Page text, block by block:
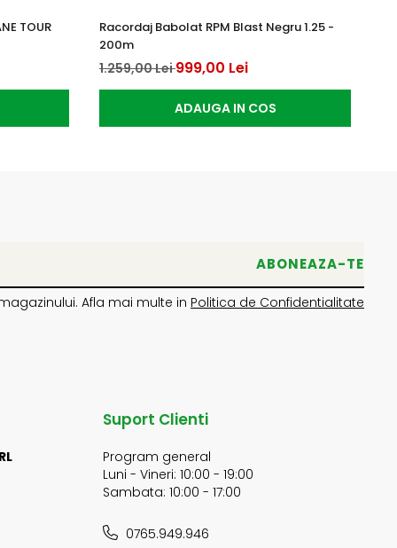
TOUR
Racordaj Babolat RPM Blast Negru 1.25 -
200m
1.259,00 Lei999,00 Lei
ADAUGA IN COS
Afla mai multe in Politica de Confidentialitate
Suport Clienti
Program general
Luni - Vineri: 10:00 - 19:00
Sambata: 10:00 - 17:00
0765.949.946